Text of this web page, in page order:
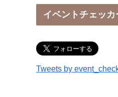
イベントチェッカ
Tweets by